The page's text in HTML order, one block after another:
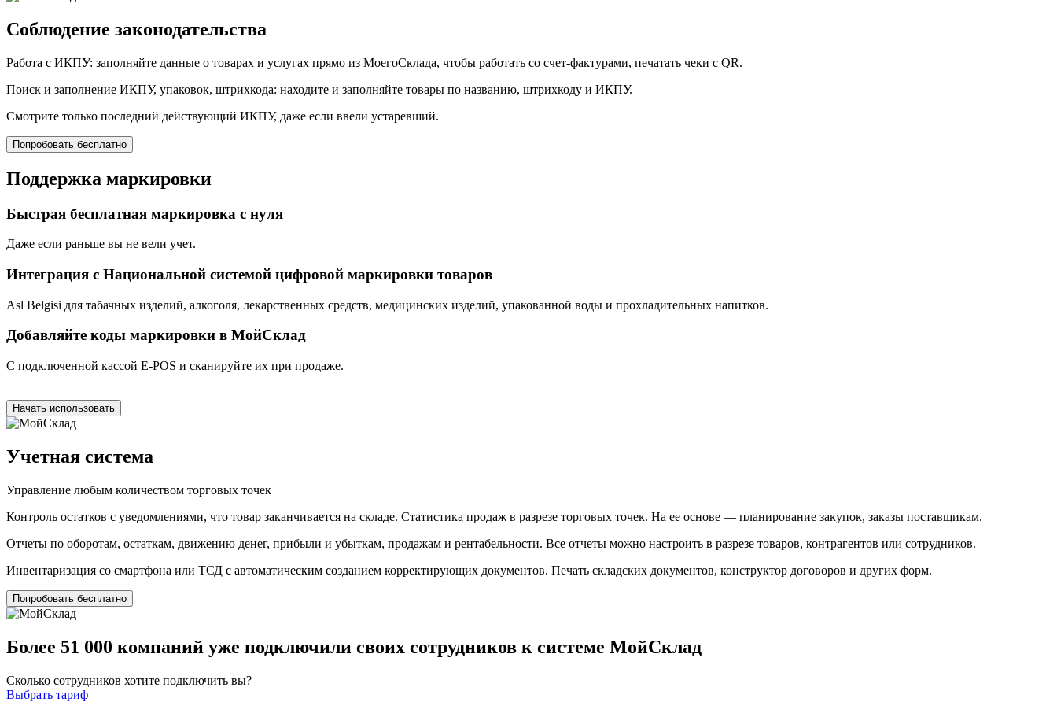
Соблюдение законодательства
Работа с ИКПУ: заполняйте данные о товарах и услугах прямо из МоегоСклада, чтобы работать со счет-фактурами, печатать чеки с QR.
Поиск и заполнение ИКПУ, упаковок, штрихкода: находите и заполняйте товары по названию, штрихкоду и ИКПУ.
Смотрите только последний действующий ИКПУ, даже если ввели устаревший.
Попробовать бесплатно
Поддержка маркировки
Быстрая бесплатная маркировка с нуля
Даже если раньше вы не вели учет.
Интеграция с Национальной системой цифровой маркировки товаров
Asl Belgisi для табачных изделий, алкоголя, лекарственных средств, медицинских изделий, упакованной воды и прохладительных напитков.
Добавляйте коды маркировки в МойСклад
С подключенной кассой E‑POS и сканируйте их при продаже.
Начать использовать
Учетная система
Управление любым количеством торговых точек
Контроль остатков с уведомлениями, что товар заканчивается на складе. Статистика продаж в разрезе торговых точек. На ее основе — планирование закупок, заказы поставщикам.
Отчеты по оборотам, остаткам, движению денег, прибыли и убыткам, продажам и рентабельности. Все отчеты можно настроить в разрезе товаров, контрагентов или сотрудников.
Инвентаризация со смартфона или ТСД с автоматическим созданием корректирующих документов. Печать складских документов, конструктор договоров и других форм.
Попробовать бесплатно
Более 51 000 компаний уже подключили своих сотрудников к системе МойСклад
Сколько сотрудников хотите подключить вы?
Выбрать тариф